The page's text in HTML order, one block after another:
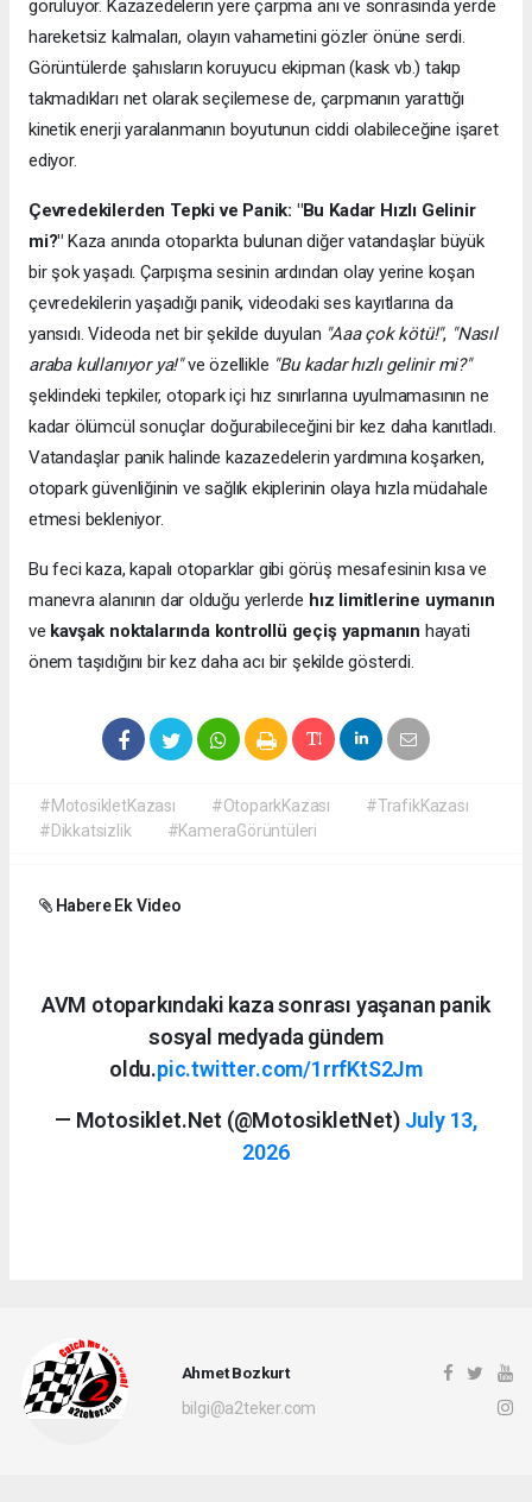
görülüyor. Kazazedelerin yere çarpma anı ve sonrasında yerde
hareketsiz kalmaları, olayın vahametini gözler önüne serdi.
Görüntülerde şahısların koruyucu ekipman (kask vb.) takıp
takmadıkları net olarak seçilemese de, çarpmanın yarattığı
kinetik enerji yaralanmanın boyutunun ciddi olabileceğine işaret
ediyor.
Çevredekilerden Tepki ve Panik: "Bu Kadar Hızlı Gelinir
mi?" Kaza anında otoparkta bulunan diğer vatandaşlar büyük
bir şok yaşadı. Çarpışma sesinin ardından olay yerine koşan
çevredekilerin yaşadığı panik, videodaki ses kayıtlarına da
yansıdı. Videoda net bir şekilde duyulan "Aaa çok kötü!", "Nasıl
araba kullanıyor ya!"ve özellikle "Bu kadar hızlı gelinir mi?"
şeklindeki tepkiler, otopark içi hız sınırlarına uyulmamasının ne
kadar ölümcül sonuçlar doğurabileceğini bir kez daha kanıtladı.
Vatandaşlar panik halinde kazazedelerin yardımına koşarken,
otopark güvenliğinin ve sağlık ekiplerinin olaya hızla müdahale
etmesi bekleniyor.
Bu feci kaza, kapalı otoparklar gibi görüş mesafesinin kısa ve
manevra alanının dar olduğu yerlerde hız limitlerine uymanın
ve kavşak noktalarında kontrollü geçiş yapmanın hayati
önem taşıdığını bir kez daha acı bir şekilde gösterdi.
#MotosikletKazası #OtoparkKazası
#TrafikKazası
#Dikkatsizlik
#KameraGörüntüleri
Habere Ek Video
AVM otoparkındaki kaza sonrası yaşanan panik
sosyal medyada gündem
oldu.pic.twitter.com/1rrfKtS2Jm
— Motosiklet.Net (@MotosikletNet) July 13,
2026
Ahmet Bozkurt
bilgi@a2teker.com